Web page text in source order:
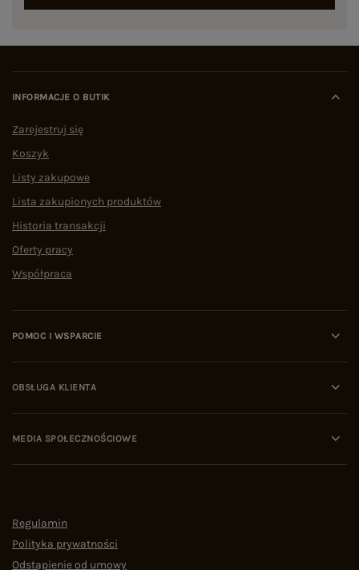
INFORMACJE O BUTIK
Zarejestruj się
Koszyk
Listy zakupowe
Lista zakupionych produktów
Historia transakcji
Oferty pracy
Współpraca
POMOC I WSPARCIE
OBSŁUGA KLIENTA
MEDIA SPOŁECZNOŚCIOWE
Regulamin
Polityka prywatności
Odstąpienie od umowy